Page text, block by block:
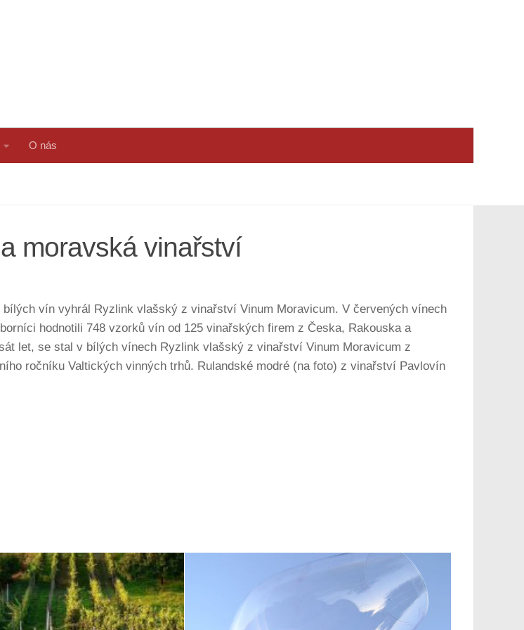
O nás
moravská vinařství
vín vyhrál Ryzlink vlašský z vinařství Vinum Moravicum. V červených vínech
hodnotili 748 vzorků vín od 125 vinařských firem z Česka, Rakouska a
let, se stal v bílých vínech Ryzlink vlašský z vinařství Vinum Moravicum z
ročníku Valtických vinných trhů. Rulandské modré (na foto) z vinařství Pavlovín